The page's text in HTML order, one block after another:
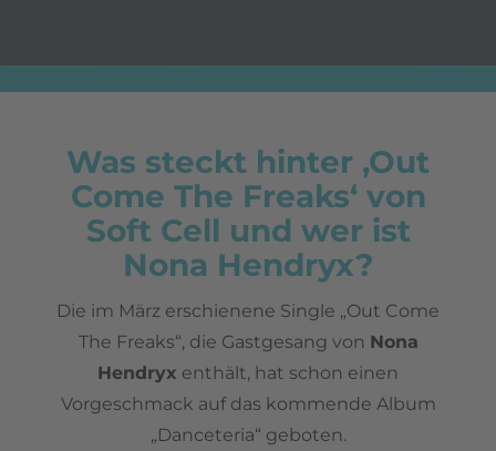
Was steckt hinter ‚Out
Come The Freaks‘ von
Soft Cell und wer ist
Nona Hendryx?
Die im März erschienene Single „Out Come
The Freaks“, die Gastgesang von Nona
Hendryx enthält, hat schon einen
Vorgeschmack auf das kommende Album
„Danceteria“ geboten.